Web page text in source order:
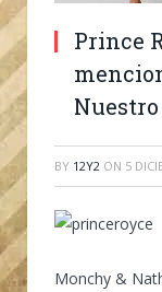
Prince
Nuestro
BY 12Y2 ON 5
Monchy &